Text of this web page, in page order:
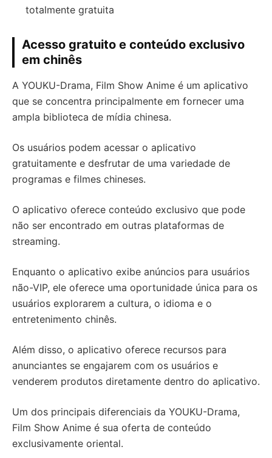
totalmente gratuita
Acesso gratuito e conteúdo exclusivo
em chinês
A YOUKU-Drama, Film Show Anime é um aplicativo
que se concentra principalmente em fornecer uma
ampla biblioteca de mídia chinesa.
Os usuários podem acessar o aplicativo
gratuitamente e desfrutar de uma variedade de
programas e filmes chineses.
O aplicativo oferece conteúdo exclusivo que pode
não ser encontrado em outras plataformas de
streaming.
Enquanto o aplicativo exibe anúncios para usuários
não-VIP, ele oferece uma oportunidade única para os
usuários explorarem a cultura, o idioma e o
entretenimento chinês.
Além disso, o aplicativo oferece recursos para
anunciantes se engajarem com os usuários e
venderem produtos diretamente dentro do aplicativo.
Um dos principais diferenciais da YOUKU-Drama,
Film Show Anime é sua oferta de conteúdo
exclusivamente oriental.